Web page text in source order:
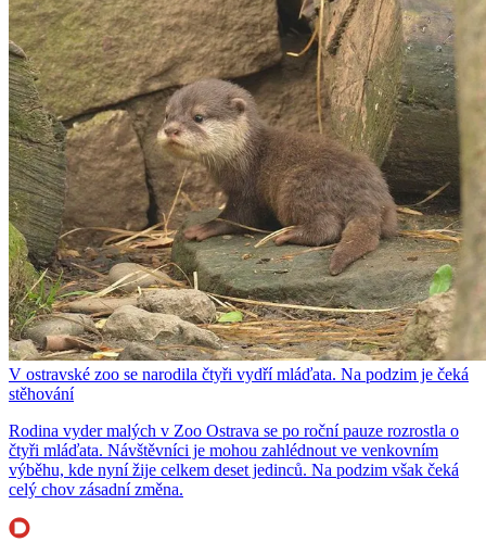
V ostravské zoo se narodila čtyři vydří mláďata. Na podzim je čeká
stěhování
Rodina vyder malých v Zoo Ostrava se po roční pauze rozrostla o
čtyři mláďata. Návštěvníci je mohou zahlédnout ve venkovním
výběhu, kde nyní žije celkem deset jedinců. Na podzim však čeká
celý chov zásadní změna.